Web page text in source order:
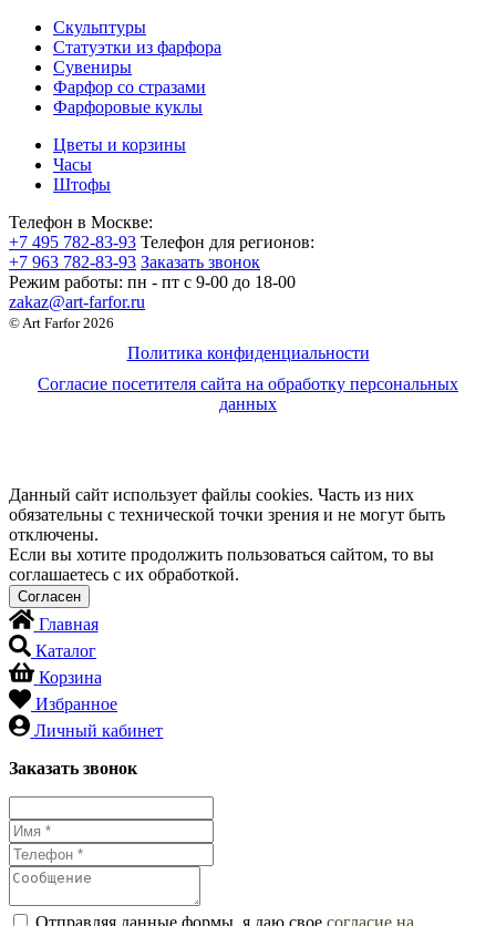
Скульптуры
Статуэтки из фарфора
Сувениры
Фарфор со стразами
Фарфоровые куклы
Цветы и корзины
Часы
Штофы
Телефон в Москве:
+7 495 782-83-93 Телефон для регионов:
+7 963 782-83-93 Заказать звонок
Режим работы: пн - пт c 9-00 до 18-00
zakaz@art-farfor.ru
© Art Farfor 2026
Политика конфиденциальности
Согласие посетителя сайта на обработку персональных
данных
Данный сайт использует файлы cookies. Часть из них
обязательны с технической точки зрения и не могут быть
отключены.
Если вы хотите продолжить пользоваться сайтом, то вы
соглашаетесь с их обработкой.
Главная
Каталог
Корзина
Избранное
Личный кабинет
Заказать звонок
Отправляя данные формы, я даю свое согласие на